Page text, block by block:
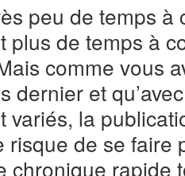
peu de temps
plus de temps à
comme vous
dernier et
variés, la
risque de se faire
chronique rapide